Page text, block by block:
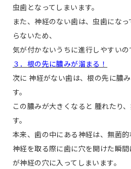
虫歯となってしまいます。
また、神経のない歯は、虫歯にな
らないため、
気が付かないうちに進行しやすいの
３．根の先に膿みが溜まる！
次に 神経がない歯は、根の先に膿
す。
この膿みが大きくなると 腫れたり
す。
本来、歯の中にある神経は、無菌的
神経を取る際に歯に穴を開けた瞬
が神経の穴に入ってしまいます。